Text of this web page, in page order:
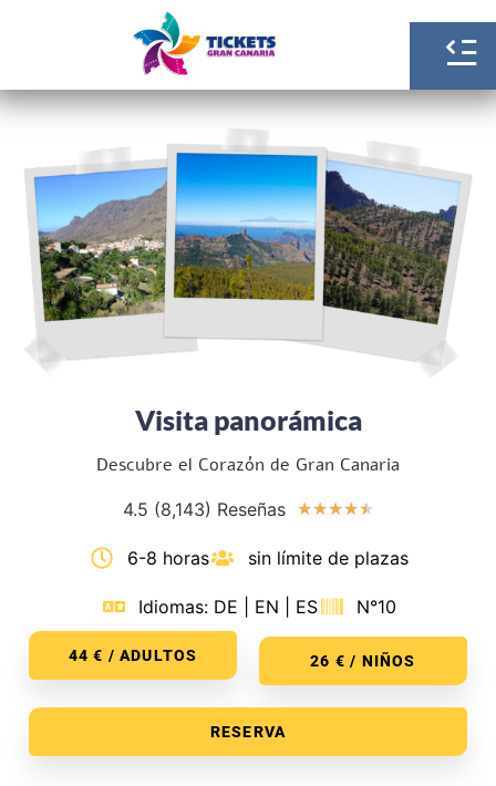
Visita panorámica
Descubre el Corazón de Gran Canaria
4.5 (8,143) Reseñas ★★★★★
6-8 horas sin límite de plazas
Idiomas: DE | EN | ES N°10
44 € / ADULTOS 26 € / NIÑOS
RESERVA